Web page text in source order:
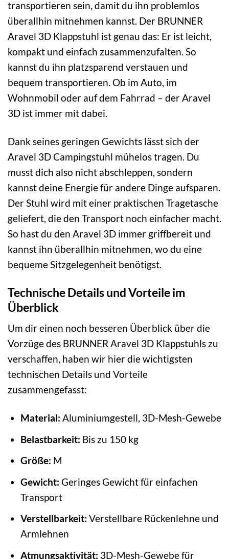
transportieren sein, damit du ihn problemlos
überallhin mitnehmen kannst. Der BRUNNER
Aravel 3D Klappstuhl ist genau das: Er ist leicht,
kompakt und einfach zusammenzufalten. So
kannst du ihn platzsparend verstauen und
bequem transportieren. Ob im Auto, im
Wohnmobil oder auf dem Fahrrad – der Aravel
3D ist immer mit dabei.
Dank seines geringen Gewichts lässt sich der
Aravel 3D Campingstuhl mühelos tragen. Du
musst dich also nicht abschleppen, sondern
kannst deine Energie für andere Dinge aufsparen.
Der Stuhl wird mit einer praktischen Tragetasche
geliefert, die den Transport noch einfacher macht.
So hast du den Aravel 3D immer griffbereit und
kannst ihn überallhin mitnehmen, wo du eine
bequeme Sitzgelegenheit benötigst.
Technische Details und Vorteile im
Überblick
Um dir einen noch besseren Überblick über die
Vorzüge des BRUNNER Aravel 3D Klappstuhls zu
verschaffen, haben wir hier die wichtigsten
technischen Details und Vorteile
zusammengefasst:
Material: Aluminiumgestell, 3D-Mesh-Gewebe
Belastbarkeit: Bis zu 150 kg
Größe: M
Gewicht: Geringes Gewicht für einfachen
Transport
Verstellbarkeit: Verstellbare Rückenlehne und
Armlehnen
Atmungsaktivität: 3D-Mesh-Gewebe für